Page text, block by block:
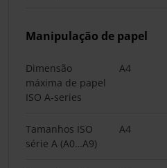
Manipulação de papel
Dimensão
máxima de papel
ISO A-series
A4
Tamanhos ISO
série A (A0…A9)
A4